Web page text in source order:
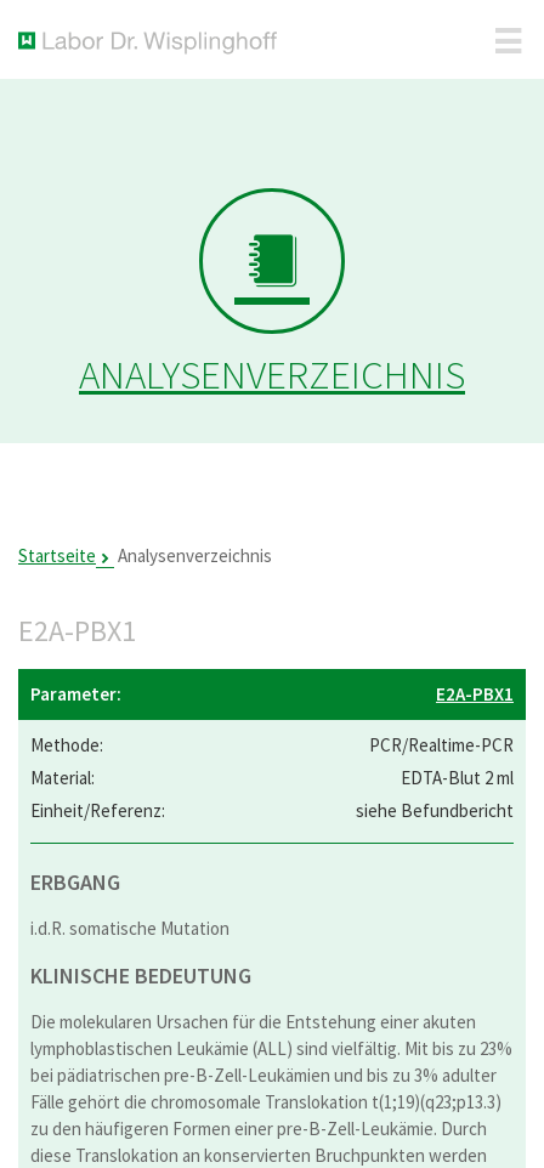
ANALYSENVERZEICHNIS
Startseite Analysenverzeichnis
E2A-PBX1
E2A-PBX1
PCR/Realtime-PCR
EDTA-Blut 2 ml
siehe Befundbericht
ERBGANG
i.d.R. somatische Mutation
KLINISCHE BEDEUTUNG
Die molekularen Ursachen für die Entstehung einer akuten
lymphoblastischen Leukämie (ALL) sind vielfältig. Mit bis zu 23%
bei pädiatrischen pre-B-Zell-Leukämien und bis zu 3% adulter
Fälle gehört die chromosomale Translokation t(1;19)(q23;p13.3)
zu den häufigeren Formen einer pre-B-Zell-Leukämie. Durch
diese Translokation an konservierten Bruchpunkten werden